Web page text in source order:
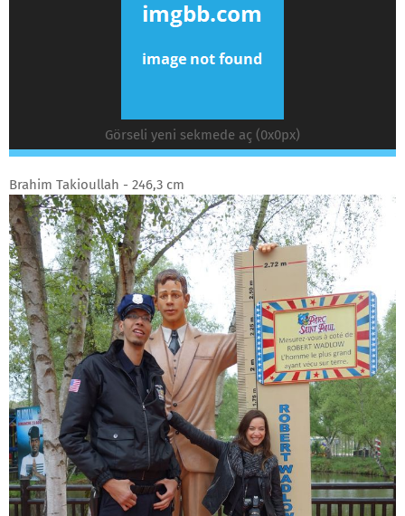
Görseli yeni sekmede aç (0x0px)
Brahim Takioullah - 246,3 cm